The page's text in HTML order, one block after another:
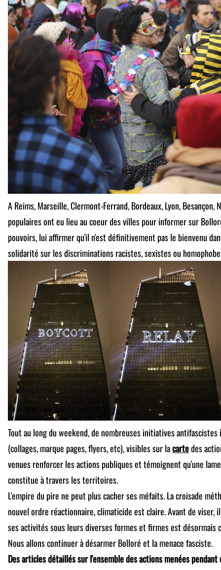
A Reims, Marseille, Clermont-Ferrand, Bordeaux, Lyon, Besançon,
populaires ont eu lieu au coeur des villes pour informer sur
pouvoirs, lui affirmer qu'il n'est définitivement pas le bienvenu
solidarité sur les discriminations racistes, sexistes ou
Tout au long du weekend, de nombreuses initiatives
(collages, marque pages, flyers, etc), visibles sur lacartedes
venues renforcer les actions publiques et témoignent qu'une
constitue à travers les territoires.
L'empire du pire ne peut plus cacher ses méfaits. La croisade
nouvel ordre réactionnaire, climaticide est claire. Avant de viser,
ses activités sous leurs diverses formes et firmes est désormais
Nous allons continuer à désarmer Bolloré et la menace fasciste.
Des articles détaillés sur l'ensemble des actions menées